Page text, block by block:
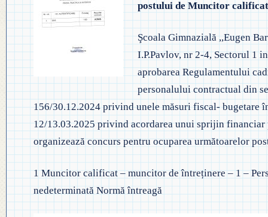
◎ ACHIZIȚII
◎ DOCUMENTE UTILE
◎ REGULAMENT INTERN
◎ REGULAMENT ORGANIZARE
◎ FIȘĂ EVALUARE PERSONAL
◎ ÎNCADRARE PROFESORI
◎ PROFESORI LA CLASE
◎ GHID ÎNVĂȚĂMÂNT
◎ CRITERII DE DEPARTAJARE
◎ ORDIN PRIVIND ÎNSCRIEREA
PREȘCOLAR 2025-2026
◎
◎ ORDIN
◎
◎
◎
–
postului de Muncitor
Şcoala Gimnazială ,,Eugen
I.P.Pavlov, nr 2-4, Sectorul 1
aprobarea Regulamentului
personalului contractual din
156/30.12.2024 privind unele măsuri fiscal- bugetare
12/13.03.2025 privind acordarea unui sprijin
organizează concurs pentru ocuparea următoarelor
1 Muncitor calificat – muncitor de întreținere – 1 –
nedeterminată Normă întreagă